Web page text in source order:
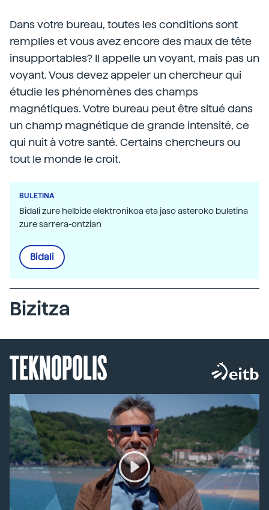
Dans votre bureau, toutes les conditions sont
remplies et vous avez encore des maux de tête
insupportables? Il appelle un voyant, mais pas un
voyant. Vous devez appeler un chercheur qui
étudie les phénomènes des champs
magnétiques. Votre bureau peut être situé dans
un champ magnétique de grande intensité, ce
qui nuit à votre santé. Certains chercheurs ou
tout le monde le croit.
BULETINA
Bidali zure helbide elektronikoa eta jaso asteroko buletina
zure sarrera-ontzian
Bidali
Bizitza
TEKNOPOLIS